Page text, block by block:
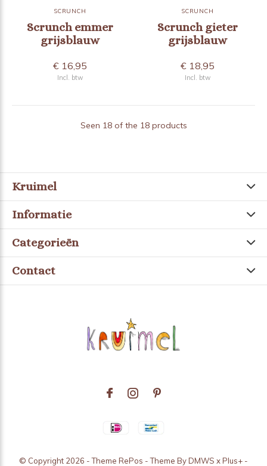
SCRUNCH
Scrunch emmer
grijsblauw
€ 16,95
Incl. btw
SCRUNCH
Scrunch gieter
grijsblauw
€ 18,95
Incl. btw
Seen 18 of the 18 products
Kruimel
Informatie
Categorieën
Contact
© Copyright 2026 - Theme RePos - Theme ByDMWS xPlus+ -